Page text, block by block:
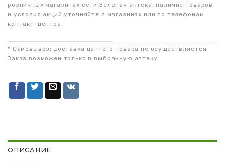
розничных магазинах сети Зеленая аптека, наличие товаров
и условия акций уточняйте в магазинах или по телефонам
контакт-центра.
* Самовывоз: доставка данного товара не осуществляется.
Заказ возможен только в выбранную аптеку
ОПИСАНИЕ